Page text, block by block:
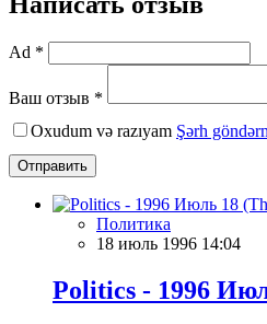
Ad *
Ваш отзыв *
Oxudum və razıyam Şərh
Отправить
Политика
18 июль 1996 14:04
Politics - 1996